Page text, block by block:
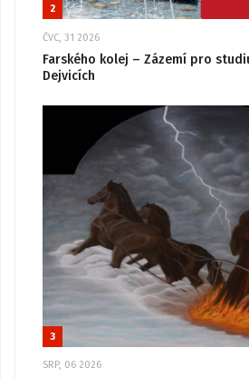
2
ČVC, 31 2026
Farského kolej – Zázemí pro
Dejvicích
3
SRP, 06 2026